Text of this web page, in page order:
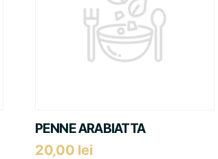
PENNE ARABIATTA
20,00 lei